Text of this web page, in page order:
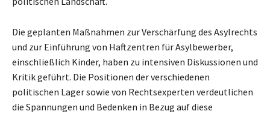
Die geplanten Maßnahmen zur Verschärfung des Asylrechts
und zur Einführung von Haftzentren für Asylbewerber,
einschließlich Kinder, haben zu intensiven Diskussionen und
Kritik geführt. Die Positionen der verschiedenen
politischen Lager sowie von Rechtsexperten verdeutlichen
die Spannungen und Bedenken in Bezug auf diese